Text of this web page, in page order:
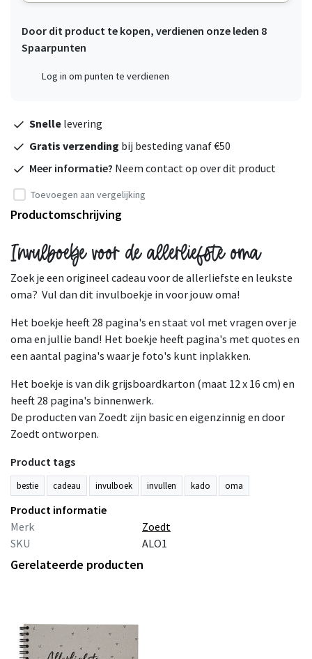
Door dit product te kopen, verdienen onze leden 8
Spaarpunten
Log in om punten te verdienen
Snelle levering
Gratis verzending bij besteding vanaf €50
Meer informatie? Neem contact op over dit product
Toevoegen aan vergelijking
Productomschrijving
Invulboekje voor de allerliefste oma
Zoek je een origineel cadeau voor de allerliefste en leukste
oma? Vul dan dit invulboekje in voor jouw oma!
Het boekje heeft 28 pagina's en staat vol met vragen over je
oma en jullie band! Het boekje heeft pagina's met quotes en
een aantal pagina's waar je foto's kunt inplakken.
Het boekje is van dik grijsboardkarton (maat 12 x 16 cm) en
heeft 28 pagina's binnenwerk.
De producten van Zoedt zijn basic en eigenzinnig en door
Zoedt ontworpen.
Product tags
bestie cadeau invulboek invullen kado oma
Product informatie
Merk
Zoedt
SKU
ALO1
Gerelateerde producten